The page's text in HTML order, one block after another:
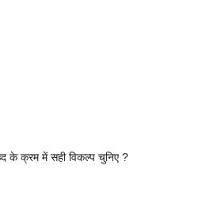
के क्रम में सही विकल्प चुनिए ?